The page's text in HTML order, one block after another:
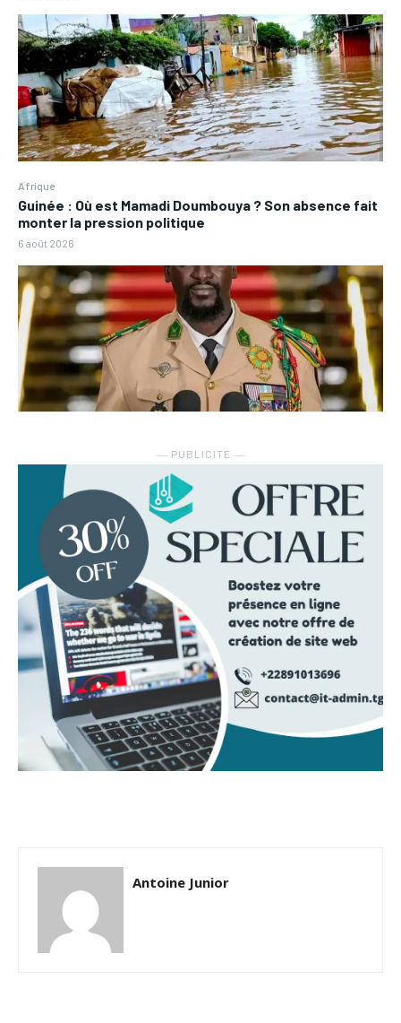
Afrique
Guinée : Où est Mamadi Doumbouya ? Son absence fait
monter la pression politique
6 août 2026
― PUBLICITE ―
Antoine Junior